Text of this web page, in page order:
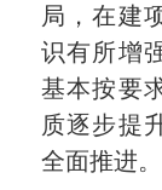
局，在建
识有所增
基本按要
质逐步提
全面推进。